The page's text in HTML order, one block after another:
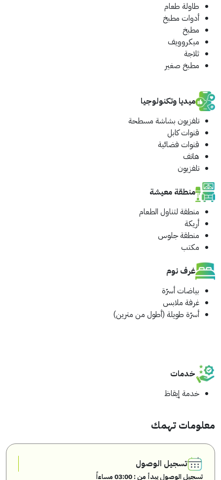
طاولة طعام
أدوات مطبخ
مطبخ
ميكروويف
ثلاجة
مطبخ صغير
ميديا وتكنولوجيا
تلفزيون بشاشة مسطحة
قنوات كابل
قنوات فضائية
هاتف
تلفزيون
منطقة معيشة
منطقة لتناول الطعام
أريكة
منطقة جلوس
مكتب
غرف نوم
بياضات أسرّة
غرفة ملابس
أسرّة طويلة (أطول من مترين)
خدمات
خدمة إيقاظ
معلومات تهمك
تسجيل الوصول
تسجيل الوصول يبدأ من : 03:00 مساءاً